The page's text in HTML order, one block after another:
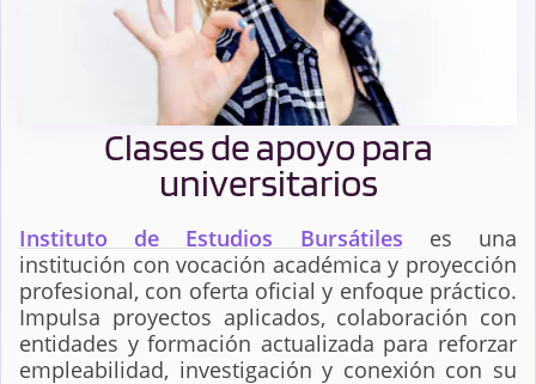
Clases de apoyo para
universitarios
Instituto de Estudios Bursátiles es una
institución con vocación académica y proyección
profesional, con oferta oficial y enfoque práctico.
Impulsa proyectos aplicados, colaboración con
entidades y formación actualizada para reforzar
empleabilidad, investigación y conexión con su